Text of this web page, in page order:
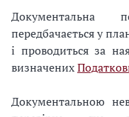
Документальна
передбачається у
і проводиться за
визначених
Документальною